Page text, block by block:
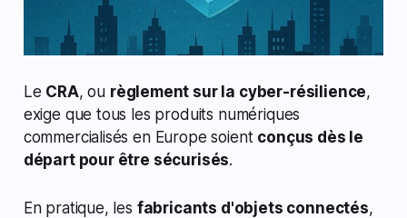
Le CRA, ou règlement sur la cyber-résilience,
exige que tous les produits numériques
commercialisés en Europe soient conçus dès le
départ pour être sécurisés.
En pratique, les fabricants d'objets connectés,